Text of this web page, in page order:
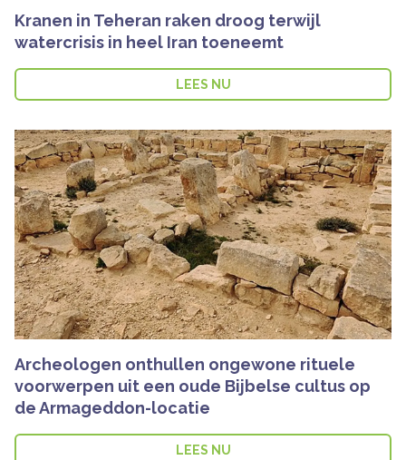
Kranen in Teheran raken droog terwijl
watercrisis in heel Iran toeneemt
LEES NU
Archeologen onthullen ongewone rituele
voorwerpen uit een oude Bijbelse cultus op
de Armageddon-locatie
LEES NU